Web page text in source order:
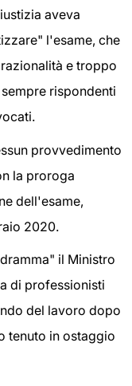
aveva
l'esame, che
e troppo
rispondenti
provvedimento
la proroga
dell'esame,
2020.
il Ministro
di professionisti
del lavoro dopo
tenuto in ostaggio